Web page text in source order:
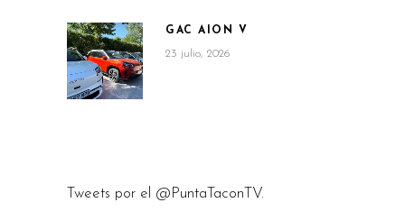
GAC AION V
23 julio, 2026
Tweets por el @PuntaTaconTV.